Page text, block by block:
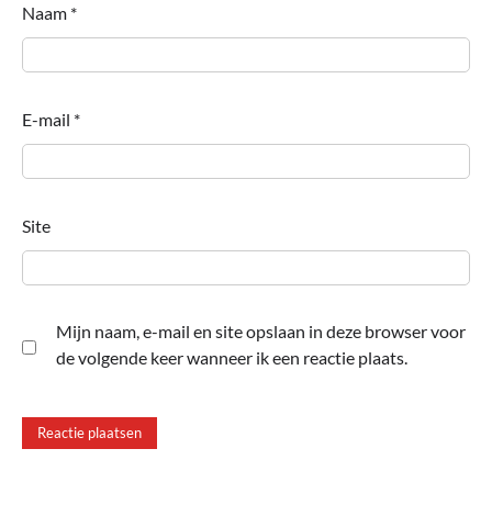
Naam *
E-mail *
Site
Mijn naam, e-mail en site opslaan in deze browser voor
de volgende keer wanneer ik een reactie plaats.